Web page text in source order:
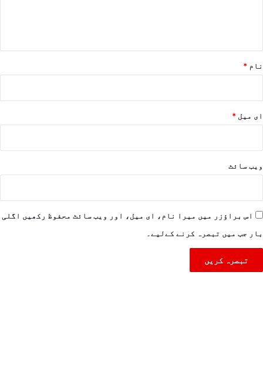
نام *
ای میل *
ویب‌ سائٹ
اس براؤزر میں میرا نام، ای میل، اور ویب سائٹ محفوظ رکھیں اگلی
بار جب میں تبصرہ کرنے کےلیے۔